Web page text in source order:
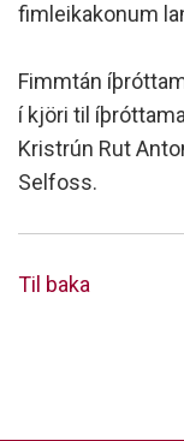
fimleikakonum
Fimmtán
í kjöri til
Kristrún Rut
Selfoss.
Til baka